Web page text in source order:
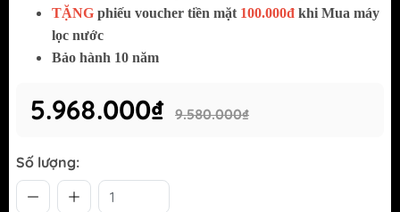
TẶNG phiếu voucher tiền mặt 100.000đ khi Mua máy
lọc nước
Bảo hành 10 năm
5.968.000₫ 9.580.000₫
Số lượng: